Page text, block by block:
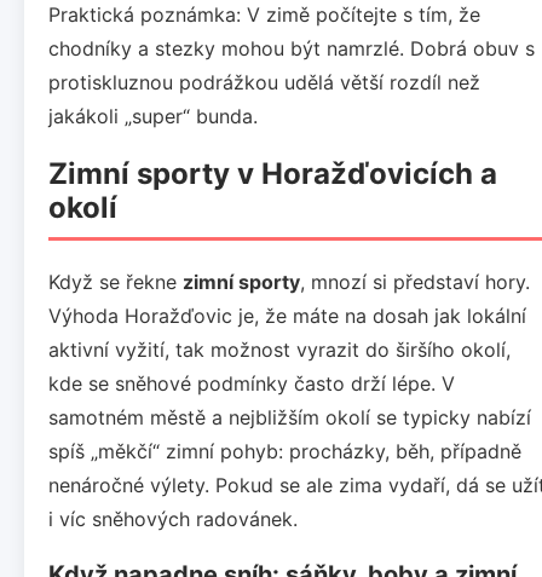
Praktická poznámka: V zimě počítejte s tím, že
chodníky a stezky mohou být namrzlé. Dobrá obuv s
protiskluznou podrážkou udělá větší rozdíl než
jakákoli „super“ bunda.
Zimní sporty v Horažďovicích a
okolí
Když se řekne zimní sporty, mnozí si představí hory.
Výhoda Horažďovic je, že máte na dosah jak lokální
aktivní vyžití, tak možnost vyrazit do širšího okolí,
kde se sněhové podmínky často drží lépe. V
samotném městě a nejbližším okolí se typicky nabízí
spíš „měkčí“ zimní pohyb: procházky, běh, případně
nenáročné výlety. Pokud se ale zima vydaří, dá se
i víc sněhových radovánek.